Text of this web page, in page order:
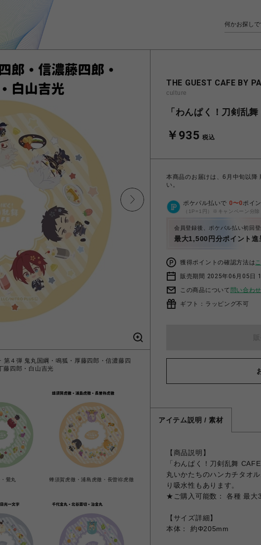
第４弾 鬼丸国綱・鳴狐・厚藤四郎・信濃藤四
藤四郎・白山吉光
「わんぱく！刀
鶯丸 蜂須賀虎徹・浦島虎徹・長曽祢虎徹
THE GUEST CAFE BY
culture
「わんぱく！刀剣乱
￥935 税込
本商品のお届けは、6月中旬以降
い。
ポケパル払いで 0〜0ポイ
（1P=1円）※キャンペーン分除
会員登録後、ポケパル払い初回
最大1,500円分ポイント進
獲得ポイントの確認方法は
販売期間 2025年06月05日
この商品について 問い合わ
ギフト：ラッピング不可
アイテム説明 / 素材
【商品説明】
「わんぱく！刀剣乱舞
丸いかたちのハンカチタオ
り吸水性もあります。
★ご購入可能数： 各種 最大
【サイズ詳細】
本体： 約Φ205mm